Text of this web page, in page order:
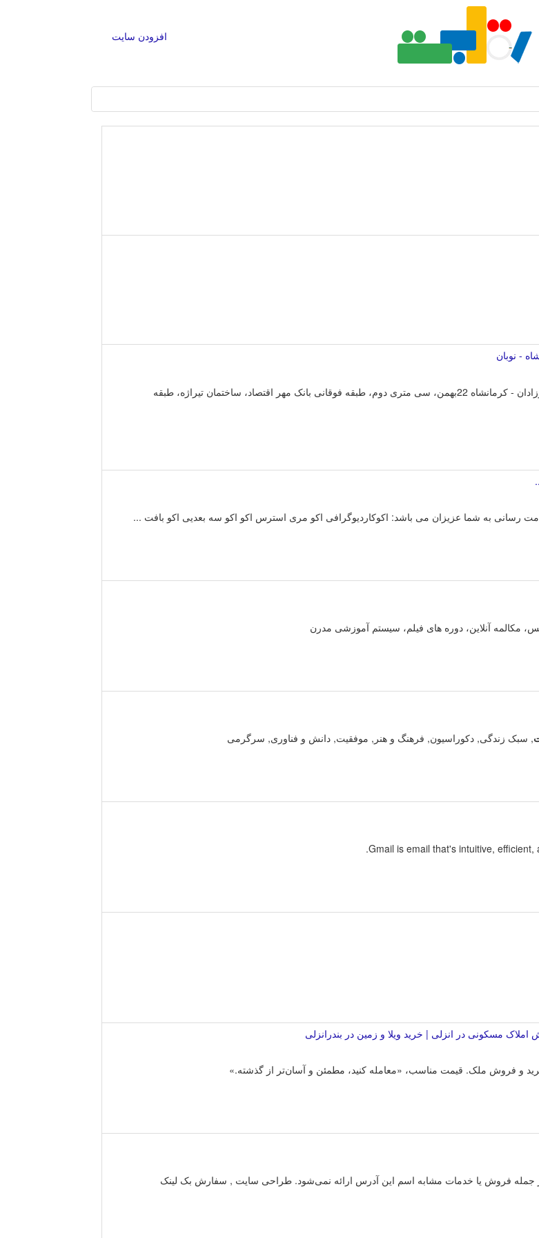
افزودن سایت
- نوبان
نوبان :: نوبت دهی اینترنتی دکتر بابک طیبی - متخصص کودکان و نوزادان - کرمانشاه 22بهمن، سی متری دوم، طبقه فوقانی بانک مهر اقتصاد، ساختمان تیراژه، طبقه
رسانی به شما عزیزان می باشد: اکوکاردیوگرافی اکو مری استرس اکو اکو سه بعدیی اکو بافت ...
, سبک زندگی, دکوراسیون, فرهنگ و هنر, موفقیت, دانش و فناوری, سرگرمی
Gmail is email that's intuitive,
املاک مسکونی در انزلی | خرید ویلا و زمین در بندرانزلی
و فروش ملک. قیمت مناسب، «معامله کنید، مطمئن و آسان‌تر از گذشته.»
جمله فروش یا خدمات مشابه اسم این آدرس ارائه نمی‌شود. طراحی سایت , سفارش بک لینک